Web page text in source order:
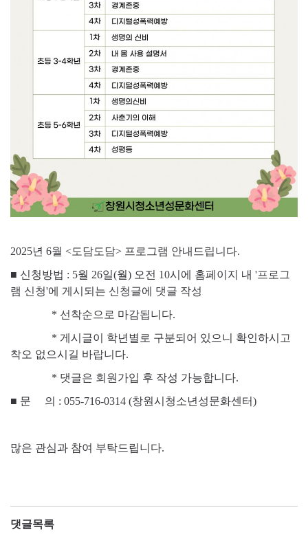
2025년 6월 <도담도담> 프로그램 안내드립니다.
■ 신청방법 : 5월 26일(월) 오전 10시에 홈페이지 내 '프로그
램 신청'에 게시되는 신청글에 댓글 작성
* 선착순으로 마감됩니다.
* 게시글이 학년별로 구분되어 있으니 확인하시고
착오 없으시길 바랍니다.
* 댓글은 회원가입 후 작성 가능합니다.
■ 문 의 : 055-716-0314 (창원시청소년성문화센터)
많은 관심과 참여 부탁드립니다.
댓글목록